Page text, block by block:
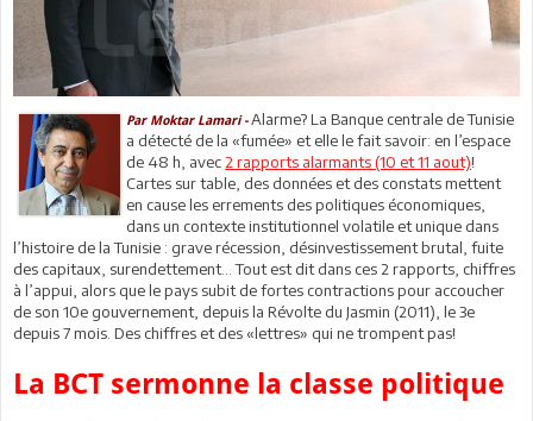
Par Moktar Lamari -Alarme? La Banque centrale de Tunisie
a détecté de la «fumée» et elle le fait savoir: en l’espace
de 48 h, avec2 rapports alarmants (10 et 11 aout)!
Cartes sur table, des données et des constats mettent
en cause les errements des politiques économiques,
dans un contexte institutionnel volatile et unique dans
l’histoire de la Tunisie : grave récession, désinvestissement brutal, fuite
des capitaux, surendettement… Tout est dit dans ces 2 rapports, chiffres
à l’appui, alors que le pays subit de fortes contractions pour accoucher
de son 10e gouvernement, depuis la Révolte du Jasmin (2011), le 3e
depuis 7 mois. Des chiffres et des «lettres» qui ne trompent pas!
La BCT sermonne la classe politique